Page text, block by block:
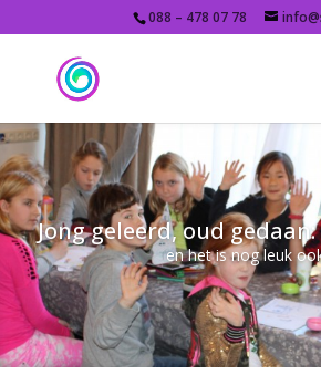
088 – 478 07 78
Jong geleerd, oud
en het is nog leuk